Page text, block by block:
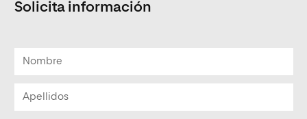
Solicita información